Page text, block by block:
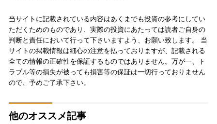
当サイトに記載されている内容はあくまでも投資の参考にしてい
ただくためのものであり、実際の投資にあたっては読者ご自身の
判断と責任において行って下さいますよう、お願い致します。 当
サイトの掲載情報は細心の注意を払っておりますが、記載される
全ての情報の正確性を保証するものではありません。万が一、ト
ラブル等の損失が被っても損害等の保証は一切行っておりません
ので、予めご了承下さい。
他のオススメ記事